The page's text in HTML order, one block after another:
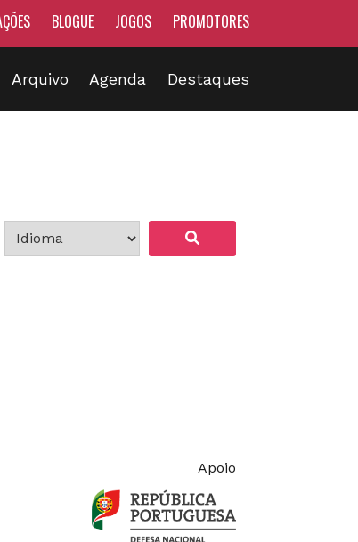
BLOGUE JOGOS PROMOTORES
Arquivo Agenda Destaques
Apoio